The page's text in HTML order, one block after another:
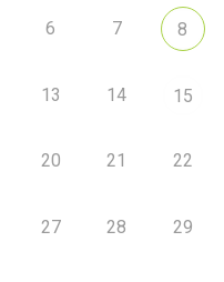
6 7 8
13 14 15
20 21 22
27 28 29